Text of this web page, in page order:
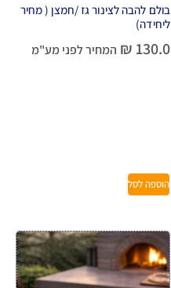
בולם להבה לצינור גז /חמצן ( מחיר
ליחידה)
₪ 130.0 המחיר לפני מע"מ
הוספה לסל